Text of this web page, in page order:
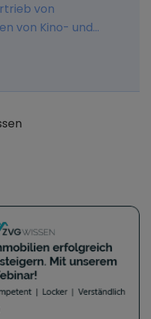
Erreichung und
dienlich sind.
von
von Kino- und
von